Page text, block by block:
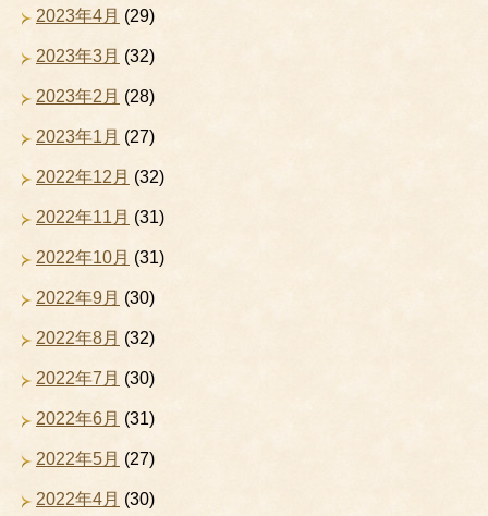
2023年4月 (29)
2023年3月 (32)
2023年2月 (28)
2023年1月 (27)
2022年12月 (32)
2022年11月 (31)
2022年10月 (31)
2022年9月 (30)
2022年8月 (32)
2022年7月 (30)
2022年6月 (31)
2022年5月 (27)
2022年4月 (30)